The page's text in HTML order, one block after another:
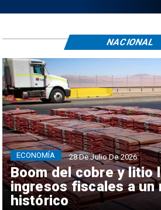
Boom del cobre y litio
ingresos fiscales a un
histórico
ECONOMÍA 28 De Julio De 2026
NACIONAL